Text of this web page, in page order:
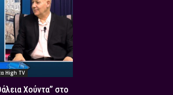
High TV
Χούντα” στο